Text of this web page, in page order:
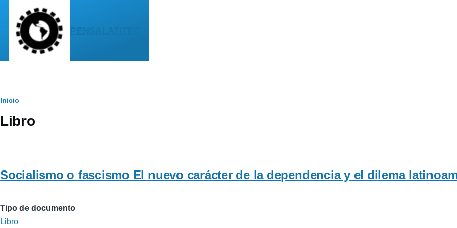
Pasar al contenido principal
Sobrescribir
enlaces
a
navegación
Inicio
Libro
Socialismo o fascismo El nuevo carácter de la dependencia y el dilema
Tipo de documento
Libro